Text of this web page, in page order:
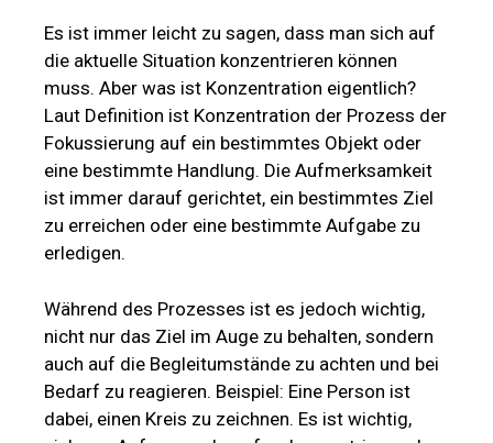
Es ist immer leicht zu sagen, dass man sich auf
die aktuelle Situation konzentrieren können
muss. Aber was ist Konzentration eigentlich?
Laut Definition ist Konzentration der Prozess der
Fokussierung auf ein bestimmtes Objekt oder
eine bestimmte Handlung. Die Aufmerksamkeit
ist immer darauf gerichtet, ein bestimmtes Ziel
zu erreichen oder eine bestimmte Aufgabe zu
erledigen.
Während des Prozesses ist es jedoch wichtig,
nicht nur das Ziel im Auge zu behalten, sondern
auch auf die Begleitumstände zu achten und bei
Bedarf zu reagieren. Beispiel: Eine Person ist
dabei, einen Kreis zu zeichnen. Es ist wichtig,